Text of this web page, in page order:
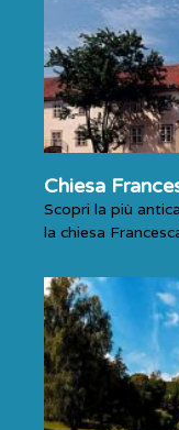
Chiesa
Scopri la più
la chiesa